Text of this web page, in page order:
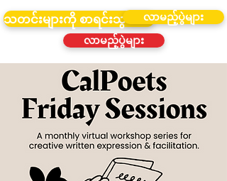
သတင်းများကို စာရင်းသွင်းပါ။လာမည့်ပွဲများ
လာမည့်ပွဲများ